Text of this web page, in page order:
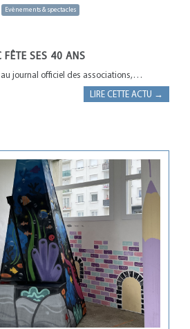
Evènements & spectacles
FÊTE SES 40 ANS
au journal officiel des associations,…
LIRE CETTE ACTU →